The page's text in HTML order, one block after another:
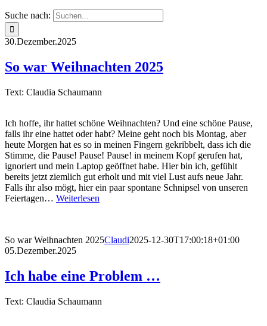
Suche nach:
30.Dezember.2025
So war Weihnachten 2025
Text: Claudia Schaumann
Ich hoffe, ihr hattet schöne Weihnachten? Und eine schöne Pause,
falls ihr eine hattet oder habt? Meine geht noch bis Montag, aber
heute Morgen hat es so in meinen Fingern gekribbelt, dass ich die
Stimme, die Pause! Pause! Pause! in meinem Kopf gerufen hat,
ignoriert und mein Laptop geöffnet habe. Hier bin ich, gefühlt
bereits jetzt ziemlich gut erholt und mit viel Lust aufs neue Jahr.
Falls ihr also mögt, hier ein paar spontane Schnipsel von unseren
Feiertagen… Weiterlesen
So war Weihnachten 2025Claudi2025-12-30T17:00:18+01:00
05.Dezember.2025
Ich habe eine Problem …
Text: Claudia Schaumann